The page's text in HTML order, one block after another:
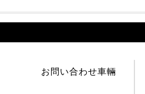
お問い合わせ車輛